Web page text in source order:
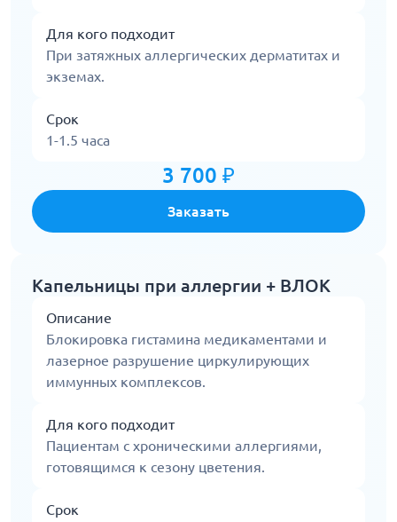
Для кого подходит
При затяжных аллергических дерматитах и
экземах.
Срок
1-1.5 часа
3 700 ₽
Заказать
Капельницы при аллергии + ВЛОК
Описание
Блокировка гистамина медикаментами и
лазерное разрушение циркулирующих
иммунных комплексов.
Для кого подходит
Пациентам с хроническими аллергиями,
готовящимся к сезону цветения.
Срок